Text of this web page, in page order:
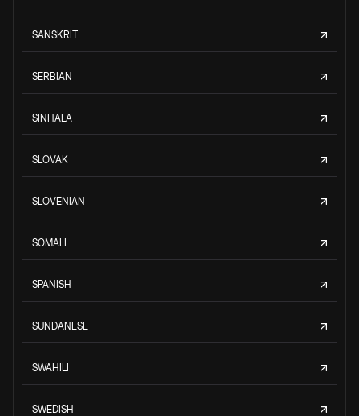
SANSKRIT
SERBIAN
SINHALA
SLOVAK
SLOVENIAN
SOMALI
SPANISH
SUNDANESE
SWAHILI
SWEDISH